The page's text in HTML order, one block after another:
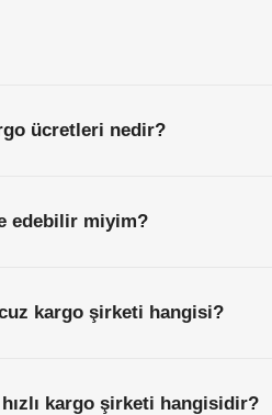
ücretleri nedir?
edebilir miyim?
kargo şirketi hangisi?
kargo şirketi hangisidir?